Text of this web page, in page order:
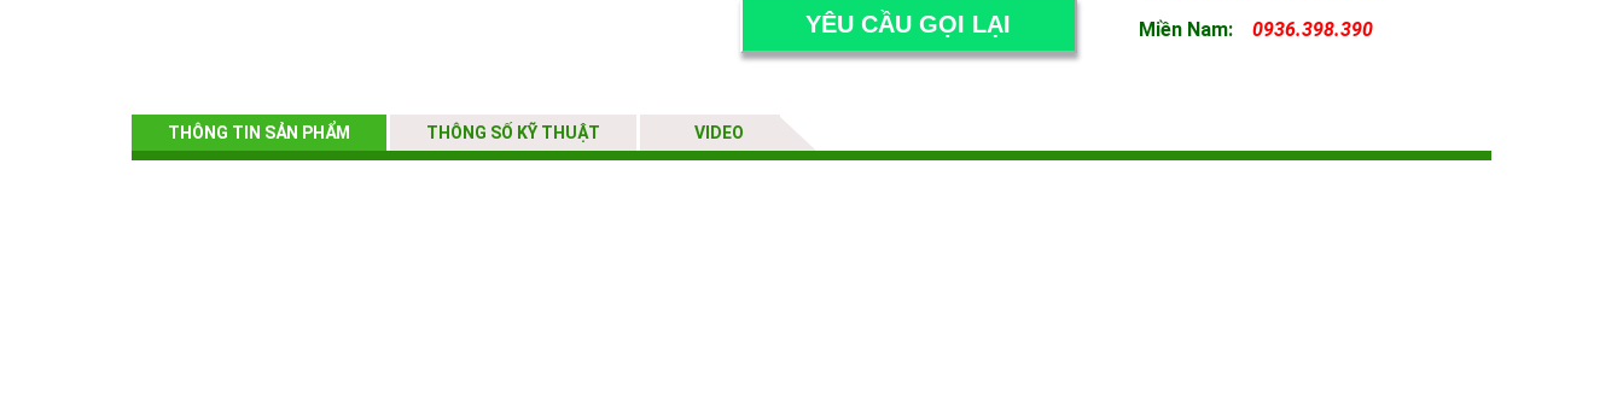
MiềnNam: 0936.398.390
THÔNG TIN SẢN PHẨM THÔNG SỐ KỸ THUẬT VIDEO